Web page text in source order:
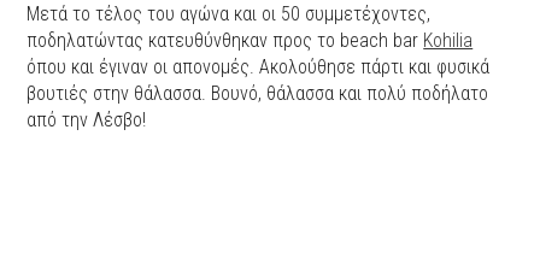
Μετά το τέλος του αγώνα και οι 50 συμμετέχοντες,
ποδηλατώντας κατευθύνθηκαν προς το beach bar Kohilia
όπου και έγιναν οι απονομές. Ακολούθησε πάρτι και φυσικά
βουτιές στην θάλασσα. Βουνό, θάλασσα και πολύ ποδήλατο
από την Λέσβο!